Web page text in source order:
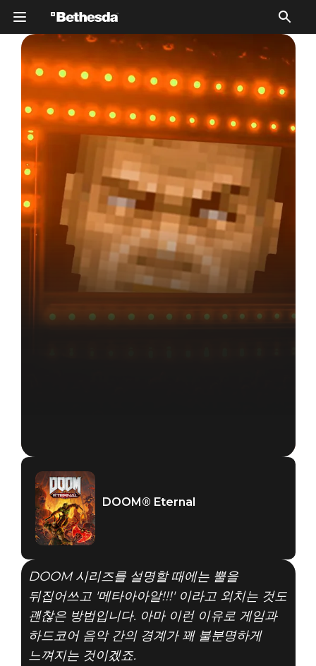
DOOM® Eternal
DOOM 시리즈를 설명할 때에는 뿔을
뒤집어쓰고 '메타아아알!!!' 이라고 외치는 것도
괜찮은 방법입니다. 아마 이런 이유로 게임과
하드코어 음악 간의 경계가 꽤 불분명하게
느껴지는 것이겠죠.